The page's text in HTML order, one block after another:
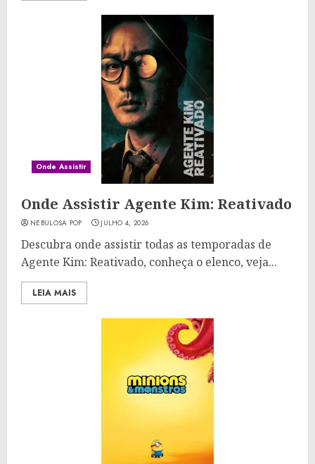
Onde Assistir
Onde Assistir Agente Kim: Reativado
NEBULOSA POP JULHO 4, 2026
Descubra onde assistir todas as temporadas de
Agente Kim: Reativado, conheça o elenco, veja...
LEIA MAIS